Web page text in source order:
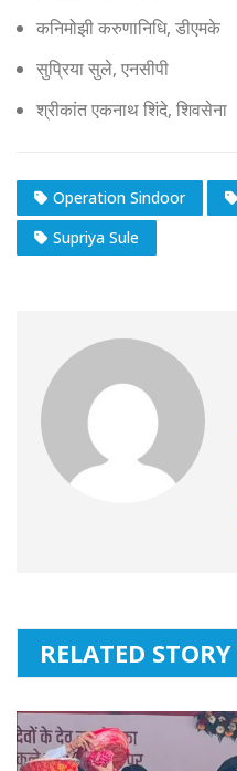
कनिमोझी करुणानिधि, डीएमके
सुप्रिया सुले, एनसीपी
श्रीकांत एकनाथ शिंदे, शिवसेना
Operation Sindoor
Supriya Sule
RELATED STORY